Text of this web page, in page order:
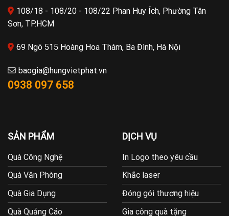
108/18 - 108/20 - 108/22 Phan Huy Ích, Phường Tân
Sơn, TP.HCM
69 Ngõ 515 Hoàng Hoa Thám, Ba Đình, Hà Nội
baogia@hungvietphat.vn
0938 097 658
SẢN PHẨM
Quà Công Nghệ
Quà Văn Phòng
Quà Gia Dụng
Quà Quảng Cáo
DỊCH VỤ
In Logo theo yêu cầu
Khắc laser
Đóng gói thương hiệu
Gia công quà tặng